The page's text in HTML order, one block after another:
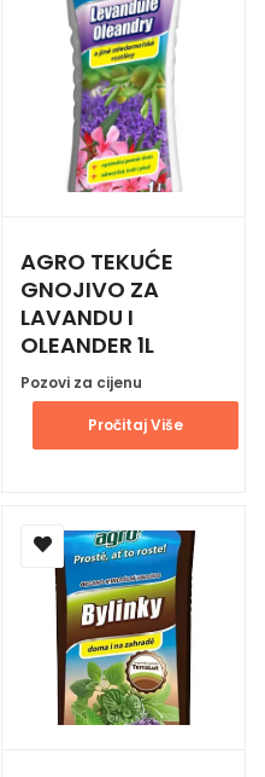
AGRO TEKUĆE
GNOJIVO ZA
LAVANDU I
OLEANDER 1L
Pozovi za cijenu
Pročitaj Više